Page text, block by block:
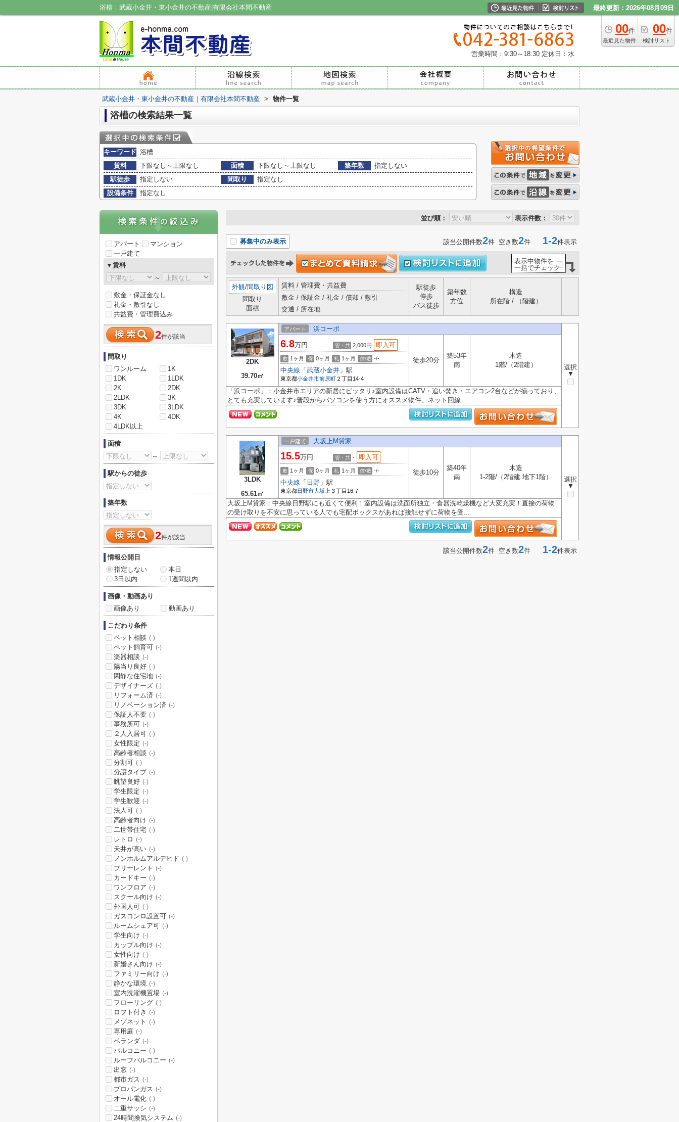
浴槽｜武蔵小金井・東小金井の不動産|有限会社本間不動産 最終更新：2026年08月09日
00件
最近見た物件
00件
検討リスト
営業時間：9:30～18:30 定休日：水
武蔵小金井・東小金井の不動産｜有限会社本間不動産 > 物件一覧
浴槽の検索結果一覧
キーワード 浴槽
賃料
下限なし～上限なし 面積 下限なし～上限なし 築年数
指定しない
駅徒歩
指定しない 間取り
指定なし
設備条件
指定なし
並び順： 表示件数：
募集中のみ表示 該当公開件数2件 空き数2件 1-2件表示
表示中物件を
一括でチェック
外観/間取り図
間取り
面積
賃料 / 管理費・共益費
敷金 / 保証金 / 礼金 / 償却 / 敷引
交通 / 所在地
駅徒歩
停歩
バス徒歩
築年数
方位
構造
所在階 / （階建）
2DK
39.70㎡
アパート 浜コーポ
選択
▼
6.8万円 管・共 2,000円 即入可
敷 1ヶ月 保 0ヶ月 礼 1ヶ月 償/敷 -/-
中央線 「 武蔵小金井 」駅
東京都小金井市前原町 ２丁目14-4
徒歩20分
築53年
南
木造
1階/（2階建）
「浜コーポ」：小金井市エリアの新居にピッタリ♪室内設備はCATV・追い焚き・エアコン2台などが揃っており、
とても充実しています♪普段からパソコンを使う方にオススメ物件、ネット回線...
3LDK
65.61㎡
一戸建て 大坂上M貸家
選択
▼
15.5万円 管・共 - 即入可
敷 1ヶ月 保 0ヶ月 礼 1ヶ月 償/敷 -/-
中央線 「 日野 」駅
東京都日野市大坂上 ３丁目16-7
徒歩10分
築40年
南
木造
1-2階/（2階建 地下1階）
大坂上M貸家：中央線日野駅にも近くて便利！室内設備は洗面所独立・食器洗乾燥機など大変充実！直接の荷物
の受け取りを不安に思っている人でも宅配ボックスがあれば接触せずに荷物を受...
該当公開件数2件 空き数2件 1-2件表示
アパート
マンション
一戸建て
▼賃料
～
敷金・保証金なし
礼金・敷引なし
共益費・管理費込み
2件が該当
間取り
ワンルーム
1K
1DK
1LDK
2K
2DK
2LDK
3K
3DK
3LDK
4K
4DK
4LDK以上
面積
～
駅からの徒歩
築年数
2件が該当
情報公開日
指定しない
本日
3日以内
1週間以内
画像・動画あり
画像あり
動画あり
こだわり条件
ペット相談 (-)
ペット飼育可 (-)
楽器相談 (-)
陽当り良好 (-)
閑静な住宅地 (-)
デザイナーズ (-)
リフォーム済 (-)
リノベーション済 (-)
保証人不要 (-)
事務所可 (-)
２人入居可 (-)
女性限定 (-)
高齢者相談 (-)
分割可 (-)
分譲タイプ (-)
眺望良好 (-)
学生限定 (-)
学生歓迎 (-)
法人可 (-)
高齢者向け (-)
二世帯住宅 (-)
レトロ (-)
天井が高い (-)
ノンホルムアルデヒド (-)
フリーレント (-)
カードキー (-)
ワンフロア (-)
スクール向け (-)
外国人可 (-)
ガスコンロ設置可 (-)
ルームシェア可 (-)
学生向け (-)
カップル向け (-)
女性向け (-)
新婚さん向け (-)
ファミリー向け (-)
静かな環境 (-)
室内洗濯機置場 (-)
フローリング (-)
ロフト付き (-)
メゾネット (-)
専用庭 (-)
ベランダ (-)
バルコニー (-)
ルーフバルコニー (-)
出窓 (-)
都市ガス (-)
プロパンガス (-)
オール電化 (-)
二重サッシ (-)
24時間換気システム (-)